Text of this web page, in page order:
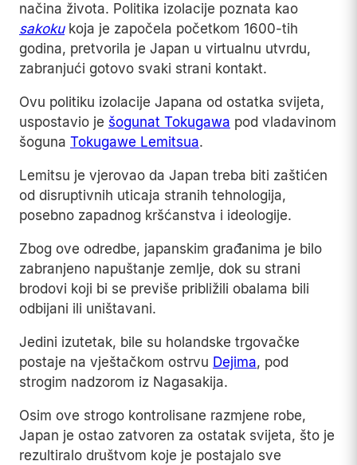
načina života. Politika izolacije poznata kao
sakokukoja je započela početkom 1600-tih
godina, pretvorila je Japan u virtualnu utvrdu,
zabranjući gotovo svaki strani kontakt.
Ovu politiku izolacije Japana od ostatka svijeta,
uspostavio je šogunat Tokugawa pod vladavinom
šoguna Tokugawe Lemitsua.
Lemitsu je vjerovao da Japan treba biti zaštićen
od disruptivnih uticaja stranih tehnologija,
posebno zapadnog kršćanstva i ideologije.
Zbog ove odredbe, japanskim građanima je bilo
zabranjeno napuštanje zemlje, dok su strani
brodovi koji bi se previše približili obalama bili
odbijani ili uništavani.
Jedini izutetak, bile su holandske trgovačke
postaje na vještačkom ostrvu Dejima, pod
strogim nadzorom iz Nagasakija.
Osim ove strogo kontrolisane razmjene robe,
Japan je ostao zatvoren za ostatak svijeta, što je
rezultiralo društvom koje je postajalo sve